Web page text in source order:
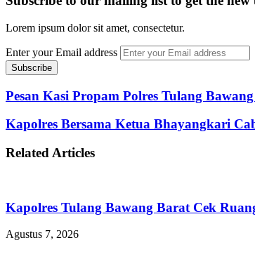
Lorem ipsum dolor sit amet, consectetur.
Enter your Email address
Pesan Kasi Propam Polres Tulang
Kapolres Bersama Ketua Bhayangkari
Related Articles
Kapolres Tulang Bawang Barat Cek
Agustus 7, 2026